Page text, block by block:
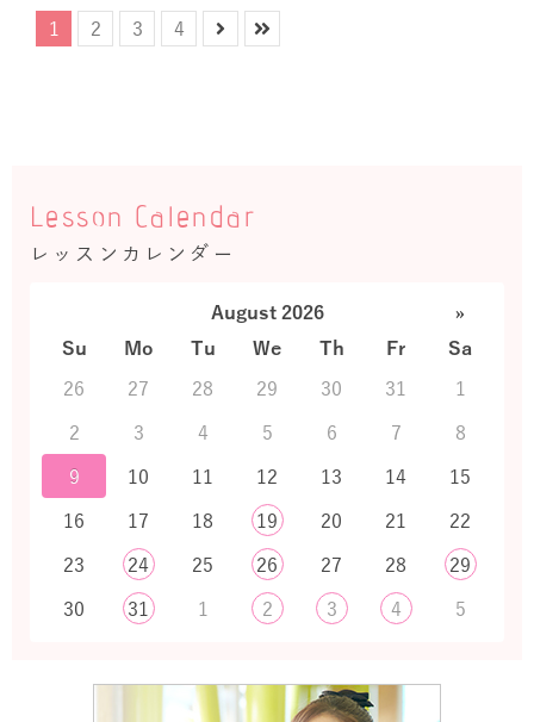
1 2 3 4
Lesson Calendar
レッスンカレンダー
August 2026
»
Su
Mo Tu We Th Fr
Sa
26
27 28 29 30 31
1
2
3 4 5 6 7
8
9
10 11 12 13 14
15
16
17 18 19 20 21
22
23
24 25 26 27 28
29
30
31 1 2 3 4 5